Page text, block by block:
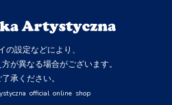
が異なる場合がございます。
了承ください。
official online shop